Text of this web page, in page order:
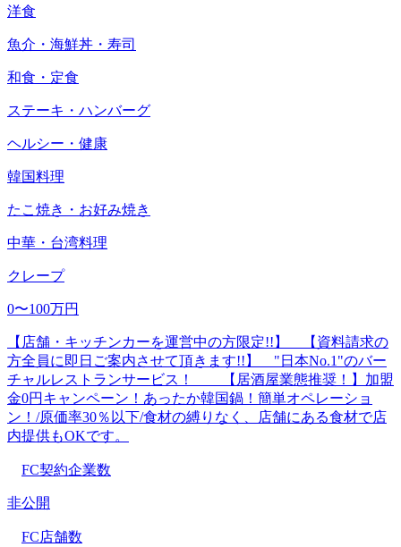
洋食
魚介・海鮮丼・寿司
和食・定食
ステーキ・ハンバーグ
ヘルシー・健康
韓国料理
たこ焼き・お好み焼き
中華・台湾料理
クレープ
0〜100万円
【店舗・キッチンカーを運営中の方限定!!】 【資料請求の
方全員に即日ご案内させて頂きます!!】 "日本No.1"のバー
チャルレストランサービス！ 【居酒屋業態推奨！】加盟
金0円キャンペーン！あったか韓国鍋！簡単オペレーショ
ン！/原価率30％以下/食材の縛りなく、店舗にある食材で店
内提供もOKです。
FC契約企業数
非公開
FC店舗数